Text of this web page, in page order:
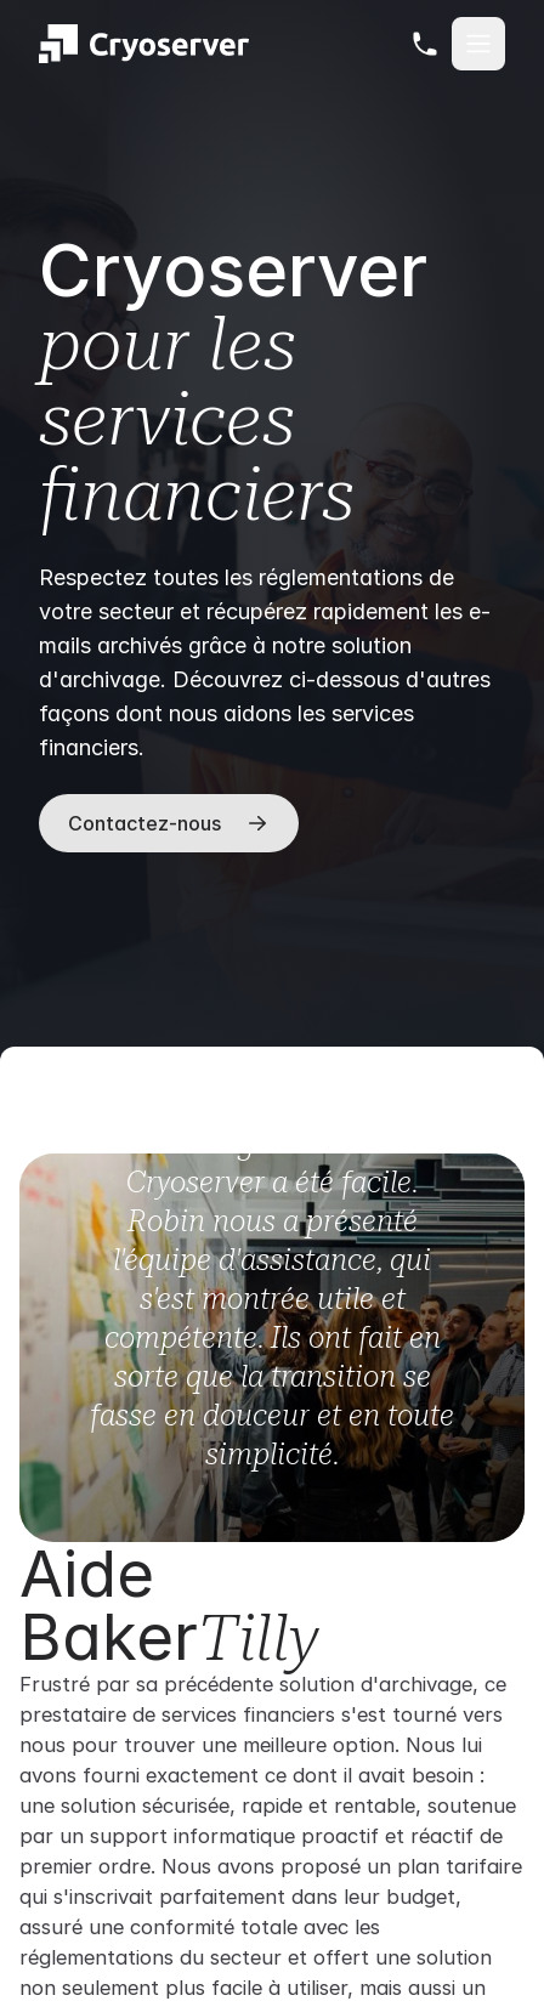
Cryoserver
pour les
services
financiers
Respectez toutes les réglementations de
votre secteur et récupérez rapidement les e-
mails archivés grâce à notre solution
d'archivage. Découvrez ci-dessous d'autres
façons dont nous aidons les services
financiers.
Contactez-nous
Aide
BakerTilly
Frustré par sa précédente solution d'archivage, ce
prestataire de services financiers s'est tourné vers
nous pour trouver une meilleure option. Nous lui
avons fourni exactement ce dont il avait besoin :
une solution sécurisée, rapide et rentable, soutenue
par un support informatique proactif et réactif de
premier ordre. Nous avons proposé un plan tarifaire
qui s'inscrivait parfaitement dans leur budget,
assuré une conformité totale avec les
réglementations du secteur et offert une solution
non seulement plus facile à utiliser, mais aussi un
Cryoserver a été facile.
Robin nous a présenté
l'équipe d'assistance, qui
s'est montrée utile et
compétente. Ils ont fait en
sorte que la transition se
fasse en douceur et en toute
simplicité.